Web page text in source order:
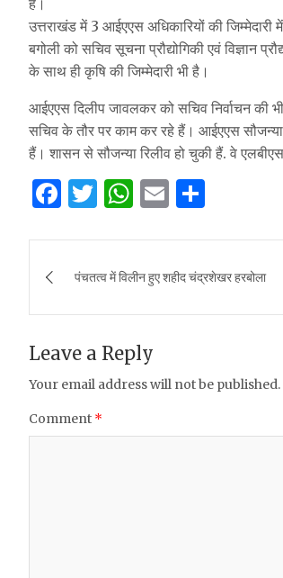
उत्तराखंड में 3 आईएएस अधिकारियों की
बगोली को सचिव सूचना प्रौद्योगिकी एवं विज्ञान
के साथ ही कृषि की जिम्मेदारी भी है।
आईएएस दिलीप जावलकर को सचिव निर्वाचन की
सचिव के तौर पर काम कर रहे हैं। आईएएस
हैं। शासन से सौजन्या रिलीव हो चुकी हैं. वे
F
c
e
b
o
k
T
it
te
r
W
at
s
A
p
p
E
ai
l
ar
e
navigation
पंचतत्व में विलीन हुए शहीद चंद्रशेखर हरबोला
Leave a Reply
Your email address will not be published.
Comment *